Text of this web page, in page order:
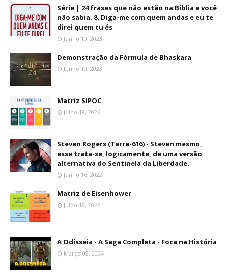
Série | 24 frases que não estão na Bíblia e você
não sabia. 8. Diga-me com quem andas e eu te
direi quem tu és
Junho 10, 2023
Demonstração da Fórmula de Bhaskara
Junho 10, 2023
Matriz SIPOC
Julho 18, 2026
Steven Rogers (Terra-616) - Steven mesmo,
esse trata-se, logicamente, de uma versão
alternativa do Sentinela da Liberdade.
Junho 16, 2022
Matriz de Eisenhower
Julho 19, 2026
A Odisseia - A Saga Completa - Foca na História
Março 08, 2024